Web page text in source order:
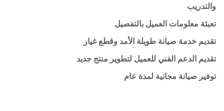
معلومات العميل بالتفصيل
خدمة صيانة طويلة الأمد وقطع غيار
الدعم الفني للعميل لتطوير منتج جديد
صيانة مجانية لمدة عام